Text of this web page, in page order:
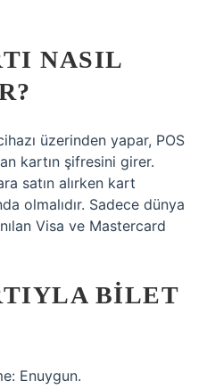
NASIL
üzerinden yapar, POS
kartın şifresini girer.
satın alırken kart
olmalıdır. Sadece dünya
Visa ve Mastercard
BILET
Enuygun.